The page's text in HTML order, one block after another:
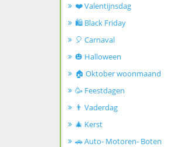
❤️ Valentijnsdag
🛍️ Black Friday
🎈 Carnaval
🎃 Halloween
🏠 Oktober woonmaand
🥳 Feestdagen
👨 Vaderdag
🎄 Kerst
🚗 Auto- Motoren- Boten